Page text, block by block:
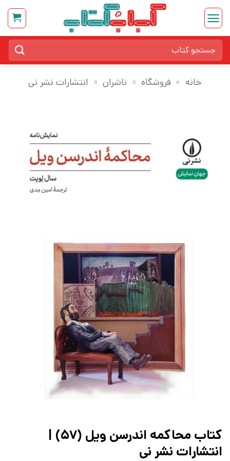
Skip
content
برای:
خانه » فروشگاه » ناشران » انتشارات نشر نی
کتاب محاکمه اندرسن ویل (۵۷) |
انتشارات نشر نی